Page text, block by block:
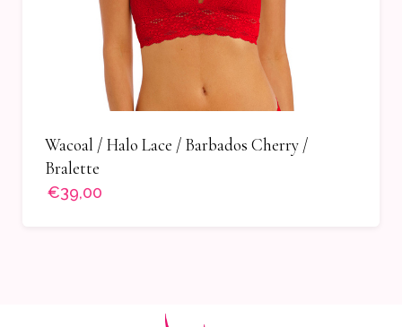
Wacoal / Halo Lace / Barbados Cherry /
Bralette
€39,00